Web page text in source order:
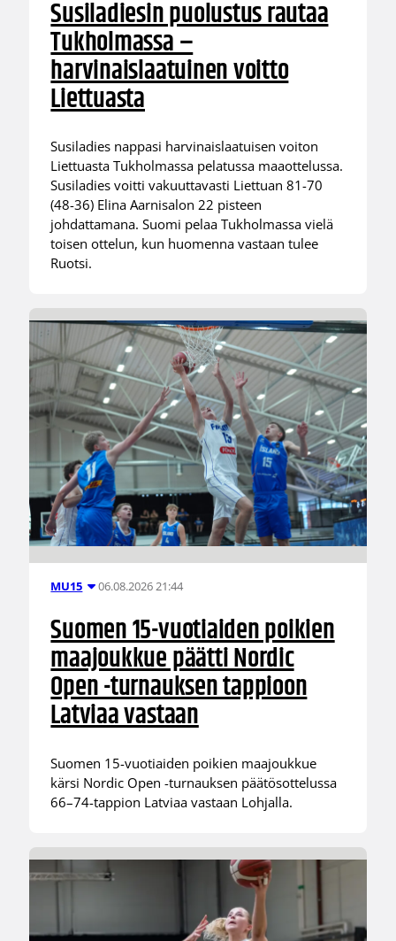
Susiladiesin puolustus rautaa
Tukholmassa –
harvinaislaatuinen voitto
Liettuasta
Susiladies nappasi harvinaislaatuisen voiton
Liettuasta Tukholmassa pelatussa maaottelussa.
Susiladies voitti vakuuttavasti Liettuan 81-70
(48-36) Elina Aarnisalon 22 pisteen
johdattamana. Suomi pelaa Tukholmassa vielä
toisen ottelun, kun huomenna vastaan tulee
Ruotsi.
MU15 06.08.2026 21:44
Suomen 15-vuotiaiden poikien
maajoukkue päätti Nordic
Open -turnauksen tappioon
Latviaa vastaan
Suomen 15-vuotiaiden poikien maajoukkue
kärsi Nordic Open -turnauksen päätösottelussa
66–74-tappion Latviaa vastaan Lohjalla.